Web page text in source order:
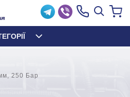
250 Бар